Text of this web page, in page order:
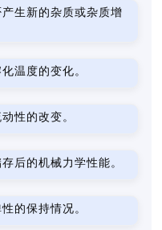
生新的杂质或杂质增
温度的变化。
性的改变。
后的机械力学性能。
的保持情况。